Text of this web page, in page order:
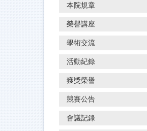
本院規章
榮譽講座
學術交流
活動紀錄
獲獎榮譽
競賽公告
會議記錄